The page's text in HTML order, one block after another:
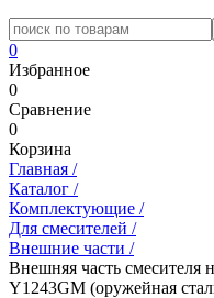
0
Избранное
0
Сравнение
0
Корзина
Главная /
Каталог /
Комплектующие /
Для смесителей /
Внешние части /
Внешняя часть смесителя
Y1243GM (оружейная